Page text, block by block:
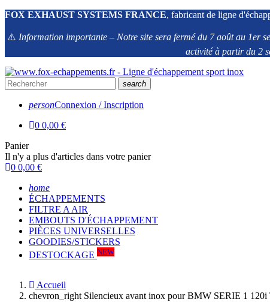
FOX EXHAUST SYSTEMS FRANCE, fabricant de ligne
⚠️ Information importante – Notre site sera fermé du 7 août au 1er
activité à partir du 2
search
personConnexion / Inscription
0 0,00 €
Panier
Il n'y a plus d'articles dans votre panier
0 0,00 €
home
ÉCHAPPEMENTS
FILTRE A AIR
EMBOUTS D'ÉCHAPPEMENT
PIÈCES UNIVERSELLES
GOODIES/STICKERS
DESTOCKAGE NEW
Accueil
chevron_right Silencieux avant inox pour BMW SERIE 1